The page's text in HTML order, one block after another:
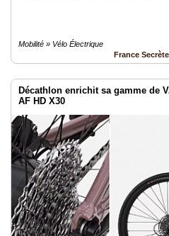
Mobilité » Vélo Électrique
France
Décathlon enrichit sa gamme de
AF HD X30